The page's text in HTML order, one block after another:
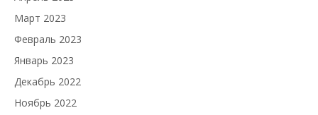
Март 2023
Февраль 2023
Январь 2023
Декабрь 2022
Ноябрь 2022